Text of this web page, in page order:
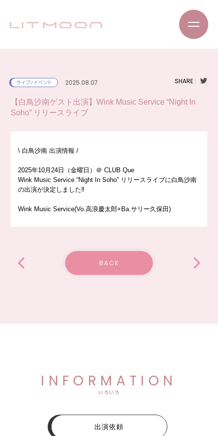
ライブ/イベント 2025.08.07 SHARE :
【白鳥沙南ゲスト出演】Wink Music Service “Night In
Soho” リリースライブ
\ 白鳥沙南 出演情報 /
2025年10月24日（金曜日）＠ CLUB Que
Wink Music Service “Night In Soho” リリースライブに白鳥沙南
の出演が決定しました‼️
Wink Music Service(Vo.高浪慶太郎+Ba.サリー久保田)
BACK
INFORMATION
いろいろ
出演依頼